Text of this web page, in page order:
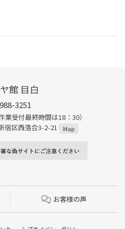
館 目白
3251
受付最終時間は18：30）
宿区西落合3-2-21
Map
お客様の声